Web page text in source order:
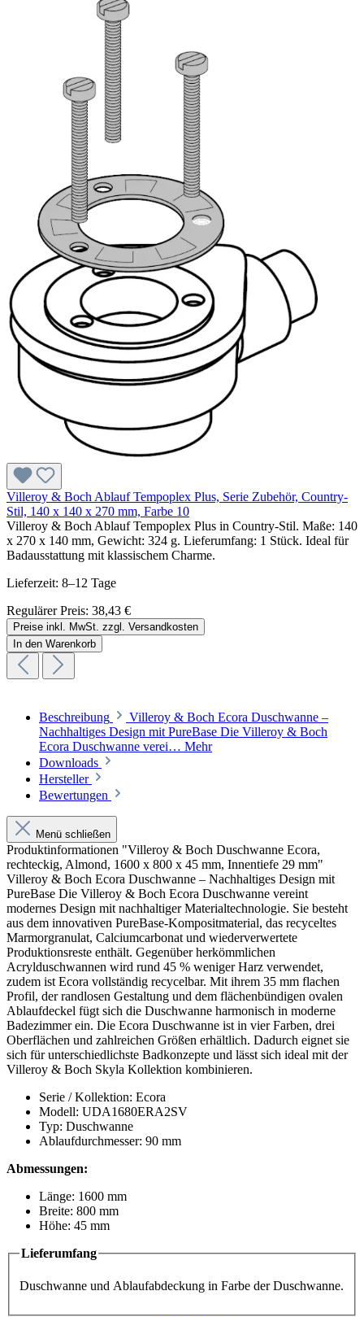
Villeroy & Boch Ablauf Tempoplex Plus, Serie Zubehör, Country-
Stil, 140 x 140 x 270 mm, Farbe 10
Villeroy & Boch Ablauf Tempoplex Plus in Country-Stil. Maße: 140
x 270 x 140 mm, Gewicht: 324 g. Lieferumfang: 1 Stück. Ideal für
Badausstattung mit klassischem Charme.
Lieferzeit: 8–12 Tage
Regulärer Preis: 38,43 €
Preise inkl. MwSt. zzgl. Versandkosten
In den Warenkorb
Beschreibung
Villeroy & Boch Ecora Duschwanne –
Nachhaltiges Design mit PureBase Die Villeroy & Boch
Ecora Duschwanne verei… Mehr
Downloads
Hersteller
Bewertungen
Menü schließen
Produktinformationen "Villeroy & Boch Duschwanne Ecora,
rechteckig, Almond, 1600 x 800 x 45 mm, Innentiefe 29 mm"
Villeroy & Boch Ecora Duschwanne – Nachhaltiges Design mit
PureBase Die Villeroy & Boch Ecora Duschwanne vereint
modernes Design mit nachhaltiger Materialtechnologie. Sie besteht
aus dem innovativen PureBase-Kompositmaterial, das recyceltes
Marmorgranulat, Calciumcarbonat und wiederverwertete
Produktionsreste enthält. Gegenüber herkömmlichen
Acrylduschwannen wird rund 45 % weniger Harz verwendet,
zudem ist Ecora vollständig recycelbar. Mit ihrem 35 mm flachen
Profil, der randlosen Gestaltung und dem flächenbündigen ovalen
Ablaufdeckel fügt sich die Duschwanne harmonisch in moderne
Badezimmer ein. Die Ecora Duschwanne ist in vier Farben, drei
Oberflächen und zahlreichen Größen erhältlich. Dadurch eignet sie
sich für unterschiedlichste Badkonzepte und lässt sich ideal mit der
Villeroy & Boch Skyla Kollektion kombinieren.
Serie / Kollektion: Ecora
Modell: UDA1680ERA2SV
Typ: Duschwanne
Ablaufdurchmesser: 90 mm
Abmessungen:
Länge: 1600 mm
Breite: 800 mm
Höhe: 45 mm
Lieferumfang
Duschwanne und Ablaufabdeckung in Farbe der Duschwanne.